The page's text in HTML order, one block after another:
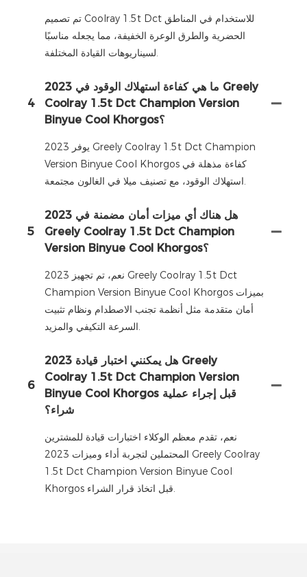
تم تصميم Coolray 1.5t Dct للاستخدام في المناطق
الحضرية والطرق الوعرة الخفيفة، مما يجعله مناسبًا
4
ما هي كفاءة استهلاك الوقود في 2023 Greely
Coolray 1.5t Dct Champion Version
Binyue Cool Khorgos؟
يوفر 2023 Greely Coolray 1.5t Dct Champion
Version Binyue Cool Khorgos كفاءة مذهلة في
5
هل هناك أي ميزات أمان مضمنة في 2023
Greely Coolray 1.5t Dct Champion
Version Binyue Cool Khorgos؟
نعم، تم تجهيز 2023 Greely Coolray 1.5t Dct
Champion Version Binyue Cool Khorgos بميزات
أمان متقدمة مثل أنظمة تجنب الاصطدام ونظام تثبيت
6
هل يمكنني اختبار قيادة 2023 Greely
Coolray 1.5t Dct Champion Version
Binyue Cool Khorgos قبل إجراء عملية
شراء؟
نعم، تقدم معظم الوكلاء اختبارات قيادة للمشترين
المحتملين لتجربة أداء وميزات 2023 Greely Coolray
1.5t Dct Champion Version Binyue Cool